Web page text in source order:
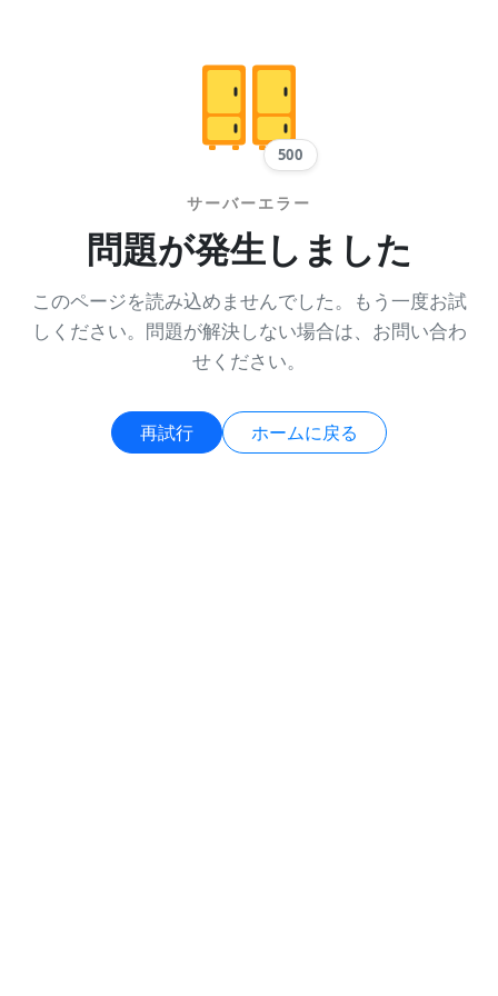
500
サーバーエラー
問題が発生しました
このページを読み込めませんでした。もう一度お試
しください。問題が解決しない場合は、お問い合わ
せください。
再試行 ホームに戻る